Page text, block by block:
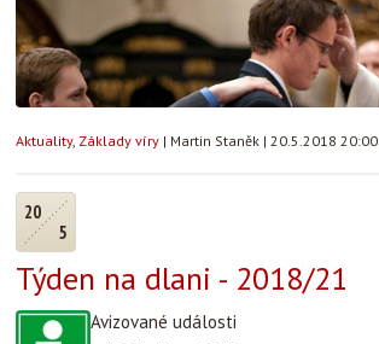
Aktuality, Základy víry | Martin Staněk | 20.5.2018 20:00
20
5
Týden na dlani - 2018/21
Avizované události